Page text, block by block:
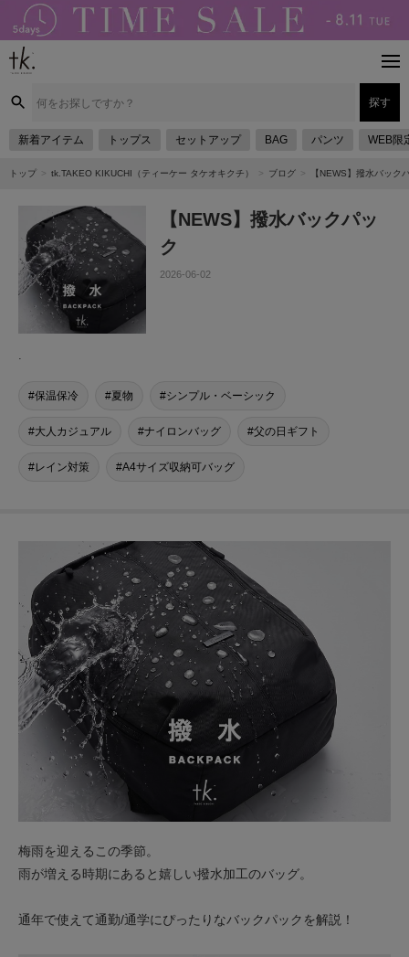
探す
新着アイテム トップス セットアップ BAG パンツ WEB限
トップ tk.TAKEO KIKUCHI（ティーケー タケオキクチ） ブログ 【NEWS】撥水バック
【NEWS】撥水バックパッ
ク
2026-06-02
.
保温保冷 夏物 シンプル・ベーシック
大人カジュアル ナイロンバッグ 父の日ギフト
レイン対策 A4サイズ収納可バッグ
梅雨を迎えるこの季節。
雨が増える時期にあると嬉しい撥水加工のバッグ。
通年で使えて通勤/通学にぴったりなバックパックを解説！